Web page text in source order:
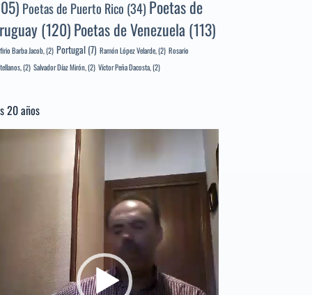
Poetas de Puerto Rico (34) Poetas de
(120)Poetas de Venezuela (113)
Barba Jacob,(2) Portugal (7) Ramón López Velarde,(2) Rosario
(2) Salvador Díaz Mirón,(2) Víctor Peña Dacosta,(2)
20 años